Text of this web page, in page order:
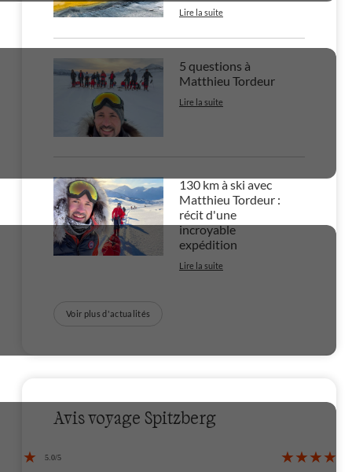
Lire la suite
5 questions à
Matthieu Tordeur
Lire la suite
130 km à ski avec
Matthieu Tordeur :
récit d'une
incroyable
expédition
Lire la suite
Voir plus d'actualités
Avis voyage Spitzberg